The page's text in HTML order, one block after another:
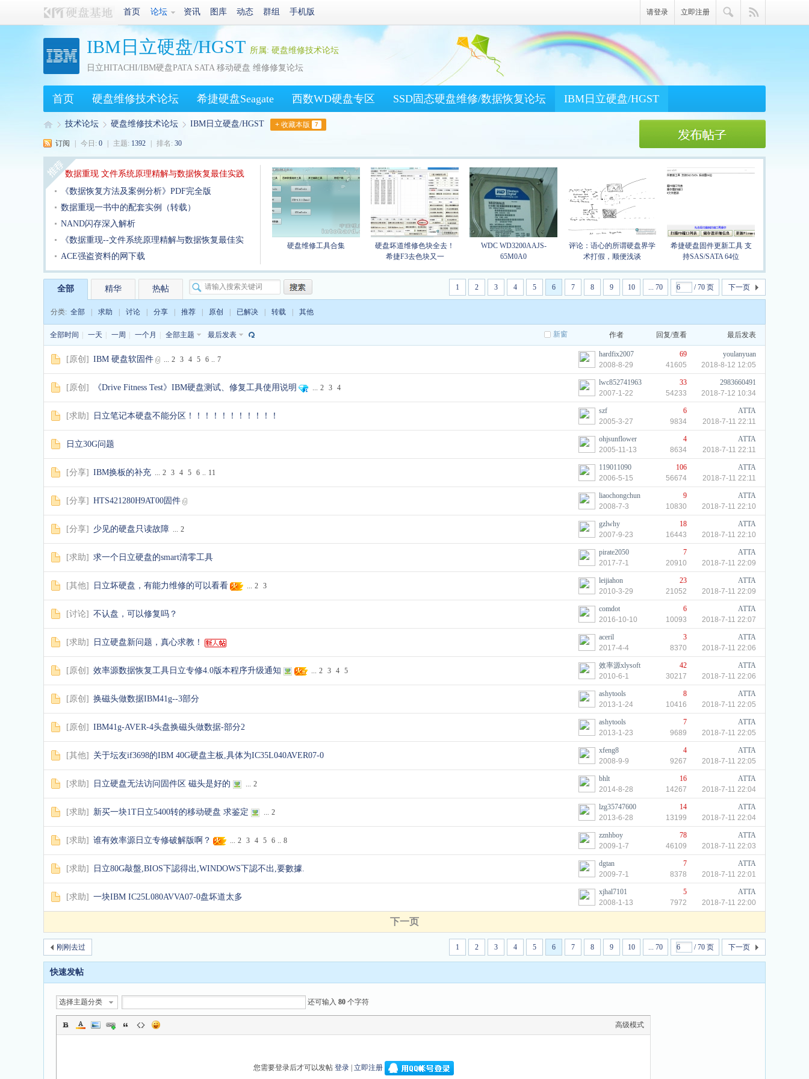
首页 论坛 资讯 图库 动态 群组 手机版 请登录 立即注册
IBM日立硬盘/HGST 所属: 硬盘维修技术论坛
日立HITACHI/IBM硬盘PATA SATA 移动硬盘 维修修复论坛
首页 硬盘维修技术论坛 希捷硬盘Seagate 西数WD硬盘专区 SSD固态硬盘维修/数据恢复论坛 IBM日立硬盘/HGST
三星硬盘Samsung 东芝硬盘Toshiba 迈拓/富士通/其他硬盘
硬
地
»
技术论坛
›
硬盘维修技术论坛
›
IBM日立硬盘/HGST + 收藏本版 7
订阅 今日: 0 主题: 1392 排名: 30
数据重现 文件系统原理精解与数据恢复最佳实践
PDF
《数据恢复方法及案例分析》PDF完全版
数据重现一书中的配套实例（转载）
NAND闪存深入解析
《数据重现--文件系统原理精解与数据恢复最佳实
践》PDF完全版
ACE强盗资料的网下载
硬盘维修工具合集
硬盘坏道维修色块全去！
希捷F3去色块又一
WDC WD3200AAJS-
65M0A0
评论：语心的所谓硬盘界学
术打假，顺便浅谈
希捷硬盘固件更新工具 支
持SAS/SATA 64位
文件删除数据恢复软件免费
希捷10代盘刷死ROM电机
Easy Tools SM2258XT固态
1 2 3 4 5 6 7 8 9 10 ... 70 / 70 页 下一页
全部 精华 热帖
分类: 全部 求助 讨论 分享 推荐 原创 已解决 转载 其他
新窗
全部时间 一天 一周 一个月 全部主题 最后发表 作者 回复/查看 最后发表
[原创 ] IBM 硬盘软固件 ... 2 3 4 5 6 .. 7
hardfix2007
2008-8-29
69
41605
youlanyuan
2018-8-12 12:05
[原创 ] 《Drive Fitness Test》IBM硬盘测试、修复工具使用说明 ... 2 3 4
lwc852741963
2007-1-22
33
54233
2983660491
2018-7-12 10:34
[求助] 日立笔记本硬盘不能分区！！！！！！！！！！！
szf
2005-3-27
6
9834
ATTA
2018-7-11 22:11
日立30G问题
ohjsunflower
2005-11-13
4
8634
ATTA
2018-7-11 22:11
[分享] IBM换板的补充 ... 2 3 4 5 6 .. 11
119011090
2006-5-15
106
56674
ATTA
2018-7-11 22:11
[分享] HTS421280H9AT00固件
liaochongchun
2008-7-3
9
10830
ATTA
2018-7-11 22:10
[分享] 少见的硬盘只读故障 ... 2
gzlwhy
2007-9-23
18
16443
ATTA
2018-7-11 22:10
[求助] 求一个日立硬盘的smart清零工具
pirate2050
2017-7-1
7
20910
ATTA
2018-7-11 22:09
[其他] 日立坏硬盘，有能力维修的可以看看 ... 2 3
leijiahon
2010-3-29
23
21052
ATTA
2018-7-11 22:09
[讨论] 不认盘，可以修复吗？
comdot
2016-10-10
6
10093
ATTA
2018-7-11 22:07
[求助] 日立硬盘新问题，真心求教！
aceril
2017-4-4
3
8370
ATTA
2018-7-11 22:06
[原创 ] 效率源数据恢复工具日立专修4.0版本程序升级通知 ... 2 3 4 5
效率源xlysoft
2010-6-1
42
30217
ATTA
2018-7-11 22:06
[原创 ] 换磁头做数据IBM41g--3部分
ashytools
2013-1-24
8
10416
ATTA
2018-7-11 22:05
[原创 ] IBM41g-AVER-4头盘换磁头做数据-部分2
ashytools
2013-1-23
7
9689
ATTA
2018-7-11 22:05
[其他] 关于坛友if3698的IBM 40G硬盘主板,具体为IC35L040AVER07-0
xfeng8
2008-9-9
4
9267
ATTA
2018-7-11 22:05
[求助] 日立硬盘无法访问固件区 磁头是好的 ... 2
bhlt
2014-8-28
16
14267
ATTA
2018-7-11 22:04
[求助] 新买一块1T日立5400转的移动硬盘 求鉴定 ... 2
lzg35747600
2013-6-28
14
13199
ATTA
2018-7-11 22:04
[求助] 谁有效率源日立专修破解版啊？ ... 2 3 4 5 6 .. 8
zznhboy
2009-1-7
78
46109
ATTA
2018-7-11 22:03
[求助] 日立80G敲盤,BIOS下認得出,WINDOWS下認不出,要數據.
dgtan
2009-7-1
7
8378
ATTA
2018-7-11 22:01
[求助] 一块IBM IC25L080AVVA07-0盘坏道太多
xjhal7101
2008-1-13
5
7972
ATTA
2018-7-11 22:00
下一页
1 2 3 4 5 6 7 8 9 10 ... 70 / 70 页 下一页
刚刚去过
快速发帖
选择主题分类 还可输入 80 个字符
高级模式
您需要登录后才可以发帖 登录| 立即注册